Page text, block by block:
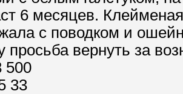
6 месяцев.
с поводком и
вернуть за
500
33